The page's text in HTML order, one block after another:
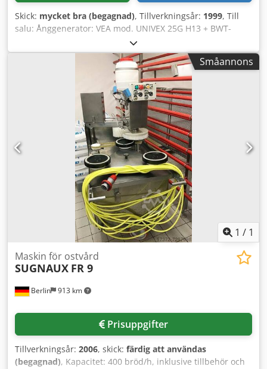
Skick: mycket bra (begagnad), Tillverkningsår: 1999, Till
salu: Ånggenerator: VEA mod. UNIVEX 25G H13 + BWT-
vattenbehandlingssystem och omvänd osmos - Effekt: 1325
kW - Kapacitet: 2500 kg/h - Max tryck: 13 bar -
Arbetstemperatur: 195°C - Brännare: WEISHAUPT
(tillverkningsår 2016) - Tillverkningsår: 1999 - Fullständig
dokumentation - Komplett och modernt
vattenbehandlingssystem: BWT Codjucvi Nepfx Af Rjha tag:
Ångpanna, Ånggenerator, Industriell panna,
Vattenbehandling, Oljebrännare, Ånginstallation,
Energibransch, Automatiserat system
Småannons
1 / 1
Berlin 913 km
Maskin för ostvård
SUGNAUX FR 9
Prisuppgifter
Tillverkningsår: 2006, skick: färdig att användas
(begagnad), Kapacitet: 400 bröd/h, inklusive tillbehör och